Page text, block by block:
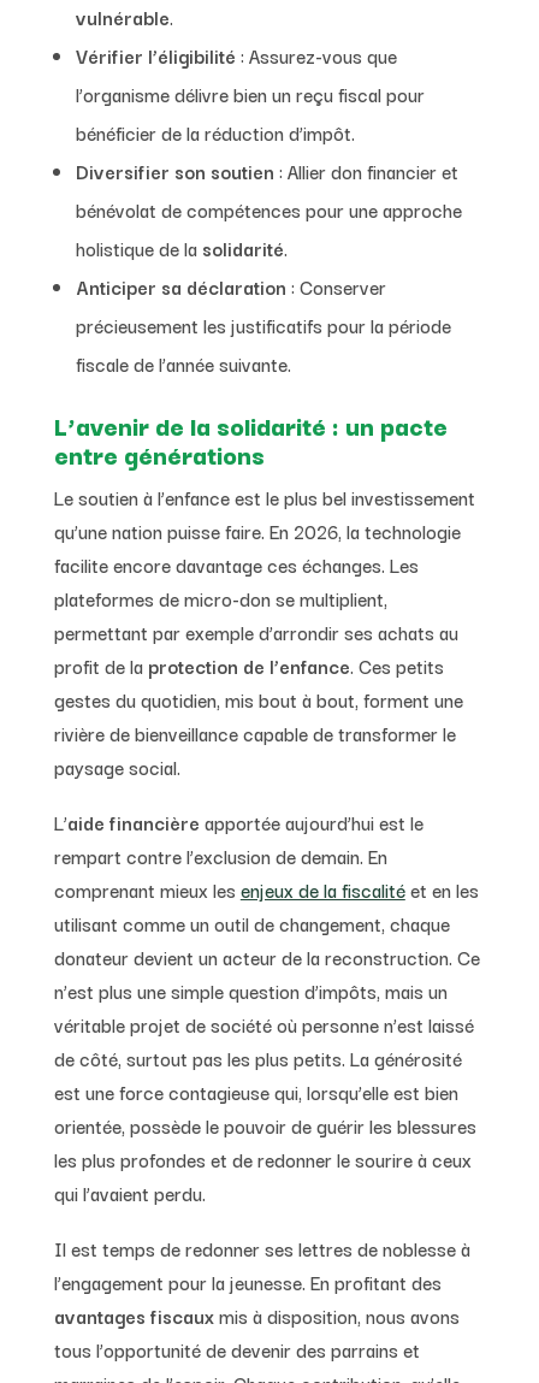
vulnérable.
Vérifier l’éligibilité : Assurez-vous que
l’organisme délivre bien un reçu fiscal pour
bénéficier de la réduction d’impôt.
Diversifier son soutien : Allier don financier et
bénévolat de compétences pour une approche
holistique de la solidarité.
Anticiper sa déclaration : Conserver
précieusement les justificatifs pour la période
fiscale de l’année suivante.
L’avenir de la solidarité : un pacte
entre générations
Le soutien à l’enfance est le plus bel investissement
qu’une nation puisse faire. En 2026, la technologie
facilite encore davantage ces échanges. Les
plateformes de micro-don se multiplient,
permettant par exemple d’arrondir ses achats au
profit de la protection de l’enfance. Ces petits
gestes du quotidien, mis bout à bout, forment une
rivière de bienveillance capable de transformer le
paysage social.
L’aide financière apportée aujourd’hui est le
rempart contre l’exclusion de demain. En
comprenant mieux les enjeux de la fiscalitéet en les
utilisant comme un outil de changement, chaque
donateur devient un acteur de la reconstruction. Ce
n’est plus une simple question d’impôts, mais un
véritable projet de société où personne n’est laissé
de côté, surtout pas les plus petits. La générosité
est une force contagieuse qui, lorsqu’elle est bien
orientée, possède le pouvoir de guérir les blessures
les plus profondes et de redonner le sourire à ceux
qui l’avaient perdu.
Il est temps de redonner ses lettres de noblesse à
l’engagement pour la jeunesse. En profitant des
avantages fiscauxmis à disposition, nous avons
tous l’opportunité de devenir des parrains et